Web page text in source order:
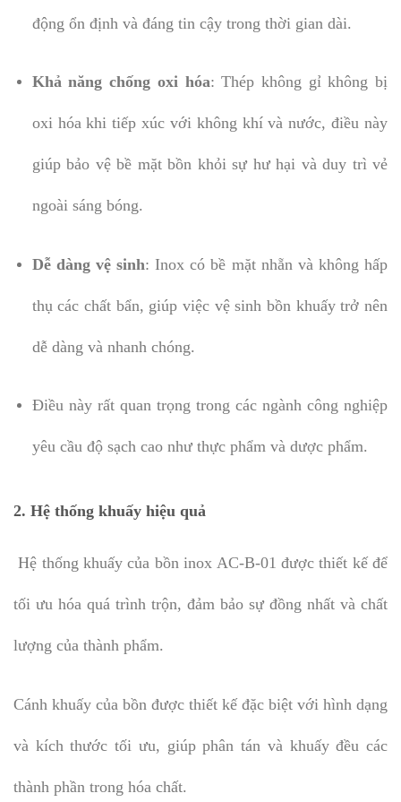
động ổn định và đáng tin cậy trong thời gian dài.
Khả năng chống oxi hóa: Thép không gỉ không bị
oxi hóa khi tiếp xúc với không khí và nước, điều này
giúp bảo vệ bề mặt bồn khỏi sự hư hại và duy trì vẻ
ngoài sáng bóng.
Dễ dàng vệ sinh: Inox có bề mặt nhẵn và không hấp
thụ các chất bẩn, giúp việc vệ sinh bồn khuấy trở nên
dễ dàng và nhanh chóng.
Điều này rất quan trọng trong các ngành công nghiệp
yêu cầu độ sạch cao như thực phẩm và dược phẩm.
2. Hệ thống khuấy hiệu quả
Hệ thống khuấy của bồn inox AC-B-01 được thiết kế để
tối ưu hóa quá trình trộn, đảm bảo sự đồng nhất và chất
lượng của thành phẩm.
Cánh khuấy của bồn được thiết kế đặc biệt với hình dạng
và kích thước tối ưu, giúp phân tán và khuấy đều các
thành phần trong hóa chất.